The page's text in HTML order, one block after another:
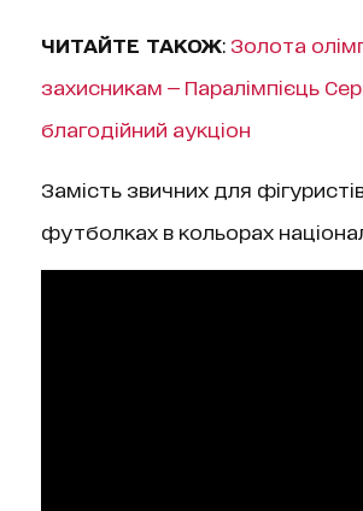
ЧИТАЙТЕ ТАКОЖ: Золота
захисникам — Паралімпієць
благодійний аукціон
Замість звичних для
футболках в кольорах